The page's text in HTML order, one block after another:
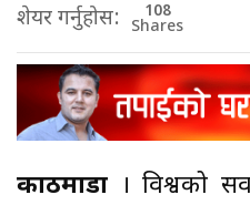
शेयर गर्नुहोस: 108
Shares
काठमाडौँ । विश्वको